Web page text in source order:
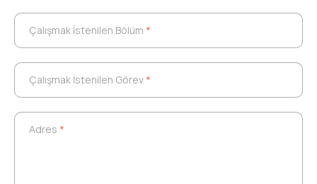
Çalışmak İstenilen Bölüm
Çalışmak İstenilen Bölüm *
Çalışmak İstenilen Görev
Çalışmak İstenilen Görev *
Adres *